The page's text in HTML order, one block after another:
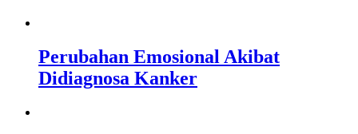
Perubahan Emosional Akibat
Didiagnosa Kanker